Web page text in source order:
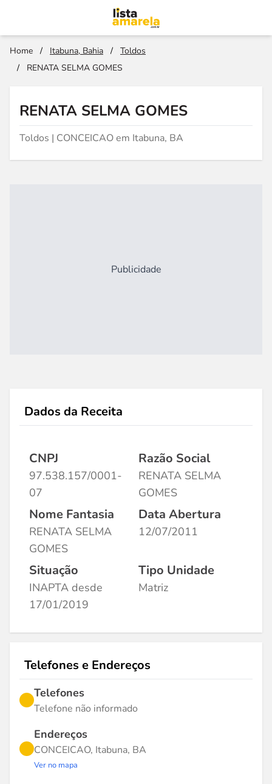
Home / Itabuna, Bahia /
Toldos
/
RENATA SELMA GOMES
RENATA SELMA GOMES
Toldos | CONCEICAO em Itabuna, BA
Publicidade
Dados da Receita
CNPJ
97.538.157/0001-
07
Razão Social
RENATA SELMA
GOMES
Nome Fantasia
RENATA SELMA
GOMES
Data Abertura
12/07/2011
Situação
INAPTA desde
17/01/2019
Tipo Unidade
Matriz
Telefones e Endereços
Telefones
Telefone não informado
Endereços
CONCEICAO, Itabuna, BA
Ver no mapa